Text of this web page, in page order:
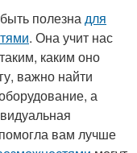
полезнадля
. Она учит нас
каким оно
важно найти
а
вам лучше